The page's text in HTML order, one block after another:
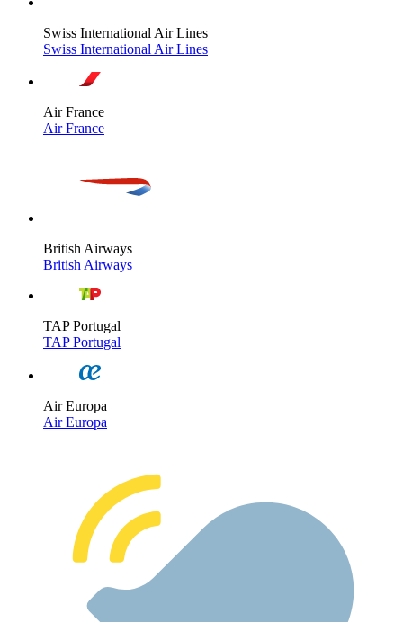
Swiss International Air Lines
Swiss International Air Lines
Air France
Air France
British Airways
British Airways
TAP Portugal
TAP Portugal
Air Europa
Air Europa